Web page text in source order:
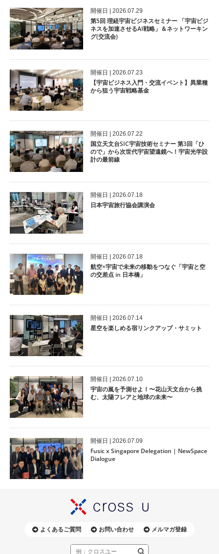
開催⽇ | 2026.07.29
第5回 理経宇宙ビジネスセミナー 「宇宙ビジ
ネスを加速させるAI戦略」＆ネットワーキン
グ(交流会)
開催⽇ | 2026.07.23
【宇宙ビジネス入門・交流イベント】異業種
から狙う宇宙戦略基金
開催⽇ | 2026.07.22
国立天文台SIC宇宙技術セミナー 第3回「ひ
ので」から次世代宇宙望遠鏡へ！宇宙光学設
計の最前線
開催⽇ | 2026.07.18
日本宇宙旅行協会講演会
開催⽇ | 2026.07.18
航空×宇宙で未来の移動をつなぐ「宇宙と空
の交差点 in 日本橋」
開催⽇ | 2026.07.14
星空を楽しめる宿リンクアップ・サミット
開催⽇ | 2026.07.10
宇宙の嵐を予測せよ！〜花山天文台から挑
む、太陽フレアと地球の未来〜
開催⽇ | 2026.07.09
Fusic x Singapore Delegation | NewSpace
Dialogue
よくあるご質問 お問い合わせ メルマガ登録